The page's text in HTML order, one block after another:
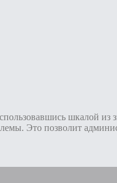
шкалой
Это позволит